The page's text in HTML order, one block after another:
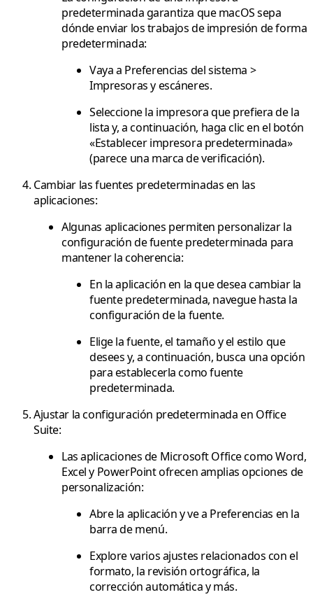
predeterminada garantiza que macOS sepa
dónde enviar los trabajos de impresión de forma
predeterminada:
Vaya a Preferencias del sistema >
Impresoras y escáneres.
Seleccione la impresora que prefiera de la
lista y, a continuación, haga clic en el botón
«Establecer impresora predeterminada»
(parece una marca de verificación).
Cambiar las fuentes predeterminadas en las
aplicaciones:
Algunas aplicaciones permiten personalizar la
configuración de fuente predeterminada para
mantener la coherencia:
En la aplicación en la que desea cambiar la
fuente predeterminada, navegue hasta la
configuración de la fuente.
Elige la fuente, el tamaño y el estilo que
desees y, a continuación, busca una opción
para establecerla como fuente
predeterminada.
Ajustar la configuración predeterminada en Office
Suite:
Las aplicaciones de Microsoft Office como Word,
Excel y PowerPoint ofrecen amplias opciones de
personalización:
Abre la aplicación y ve a Preferencias en la
barra de menú.
Explore varios ajustes relacionados con el
formato, la revisión ortográfica, la
corrección automática y más.